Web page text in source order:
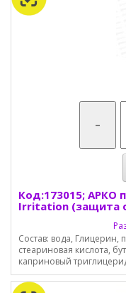
-
Код:173015; АРКО
Irritation (защита
Состав: вода, Глицерин,
стеариновая кислота,
каприновый